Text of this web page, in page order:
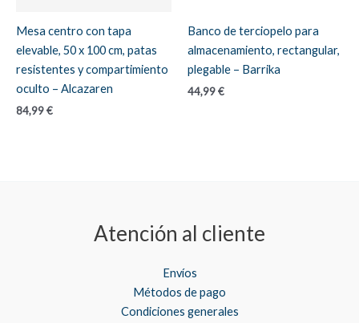
Mesa centro con tapa
elevable, 50 x 100 cm, patas
resistentes y compartimiento
oculto – Alcazaren
84,99€
Banco de terciopelo para
almacenamiento, rectangular,
plegable – Barrika
44,99€
Atención al cliente
Envíos
Métodos de pago
Condiciones generales